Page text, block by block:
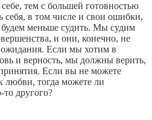
тем с большей готовностью
себя, в том числе и свои ошибки,
меньше судить. Мы судим
и они, конечно, не
Если мы хотим в
и верность, мы должны верить,
Если вы не можете
любви, тогда можете ли
то другого?